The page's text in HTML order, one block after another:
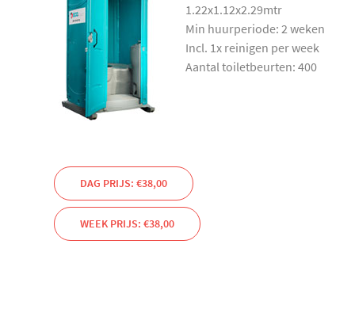
1.22x1.12x2.29mtr
Min huurperiode: 2 weken
Incl. 1x reinigen per week
Aantal toiletbeurten: 400
DAG PRIJS: €38,00
WEEK PRIJS: €38,00